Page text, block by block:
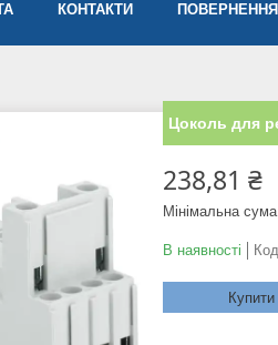
КОНТАКТИ
Цоколь для
238,81 ₴
Мінімальна
В наявності
Купити